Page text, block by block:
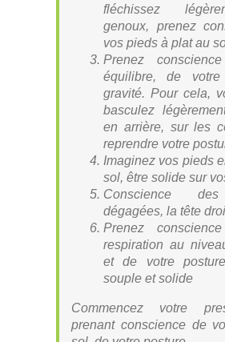
fléchissez
genoux, prenez
vos pieds à plat au
Prenez
équilibre, de
gravité. Pour cela,
basculez
en arrière, sur les
reprendre votre
Imaginez vos pieds
sol, être solide sur
Conscience
dégagées, la tête
Prenez
respiration au
et de votre
souple et solide
Commencez votre
prenant conscience de